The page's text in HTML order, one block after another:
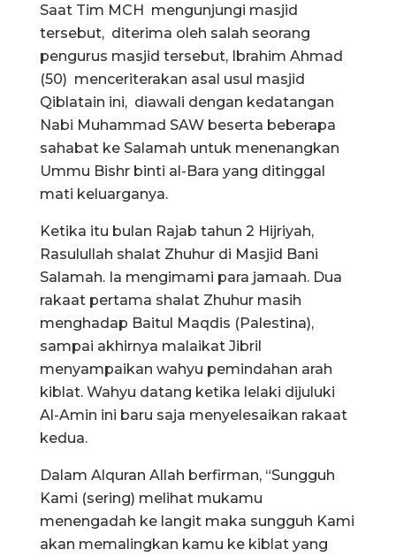
Saat Tim MCH mengunjungi masjid
tersebut, diterima oleh salah seorang
pengurus masjid tersebut, Ibrahim Ahmad
(50) menceriterakan asal usul masjid
Qiblatain ini, diawali dengan kedatangan
Nabi Muhammad SAW beserta beberapa
sahabat ke Salamah untuk menenangkan
Ummu Bishr binti al-Bara yang ditinggal
mati keluarganya.
Ketika itu bulan Rajab tahun 2 Hijriyah,
Rasulullah shalat Zhuhur di Masjid Bani
Salamah. Ia mengimami para jamaah. Dua
rakaat pertama shalat Zhuhur masih
menghadap Baitul Maqdis (Palestina),
sampai akhirnya malaikat Jibril
menyampaikan wahyu pemindahan arah
kiblat. Wahyu datang ketika lelaki dijuluki
Al-Amin ini baru saja menyelesaikan rakaat
kedua.
Dalam Alquran Allah berfirman, “Sungguh
Kami (sering) melihat mukamu
menengadah ke langit maka sungguh Kami
akan memalingkan kamu ke kiblat yang